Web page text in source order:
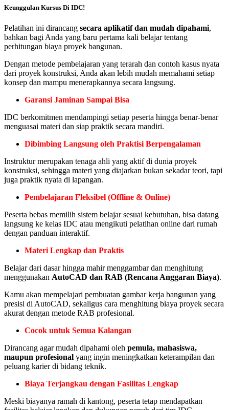
Keunggulan Kursus Di IDC!
Pelatihan ini dirancang secara aplikatif dan mudah dipahami,
bahkan bagi Anda yang baru pertama kali belajar tentang
perhitungan biaya proyek bangunan.
Dengan metode pembelajaran yang terarah dan contoh kasus nyata
dari proyek konstruksi, Anda akan lebih mudah memahami setiap
konsep dan mampu menerapkannya secara langsung.
Garansi Jaminan Sampai Bisa
IDC berkomitmen mendampingi setiap peserta hingga benar-benar
menguasai materi dan siap praktik secara mandiri.
Dibimbing Langsung oleh Praktisi Berpengalaman
Instruktur merupakan tenaga ahli yang aktif di dunia proyek
konstruksi, sehingga materi yang diajarkan bukan sekadar teori, tapi
juga praktik nyata di lapangan.
Pembelajaran Fleksibel (Offline & Online)
Peserta bebas memilih sistem belajar sesuai kebutuhan, bisa datang
langsung ke kelas IDC atau mengikuti pelatihan online dari rumah
dengan panduan interaktif.
Materi Lengkap dan Praktis
Belajar dari dasar hingga mahir menggambar dan menghitung
menggunakan AutoCAD dan RAB (Rencana Anggaran Biaya).
Kamu akan mempelajari pembuatan gambar kerja bangunan yang
presisi di AutoCAD, sekaligus cara menghitung biaya proyek secara
akurat dengan metode RAB profesional.
Cocok untuk Semua Kalangan
Dirancang agar mudah dipahami oleh pemula, mahasiswa,
maupun profesional yang ingin meningkatkan keterampilan dan
peluang karier di bidang teknik.
Biaya Terjangkau dengan Fasilitas Lengkap
Meski biayanya ramah di kantong, peserta tetap mendapatkan